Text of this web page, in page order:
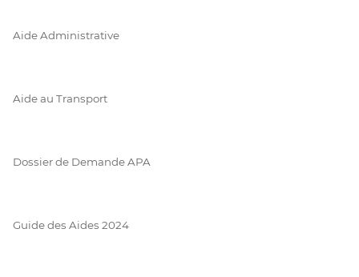
Aide Administrative
Aide au Transport
Dossier de Demande APA
Guide des Aides 2024